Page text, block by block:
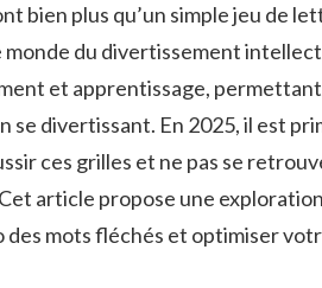
bien plus qu’un simple jeu de
monde du divertissement
et apprentissage,
se divertissant. En 2025, il est
ces grilles et ne pas se
article propose une
des mots fléchés et optimiser